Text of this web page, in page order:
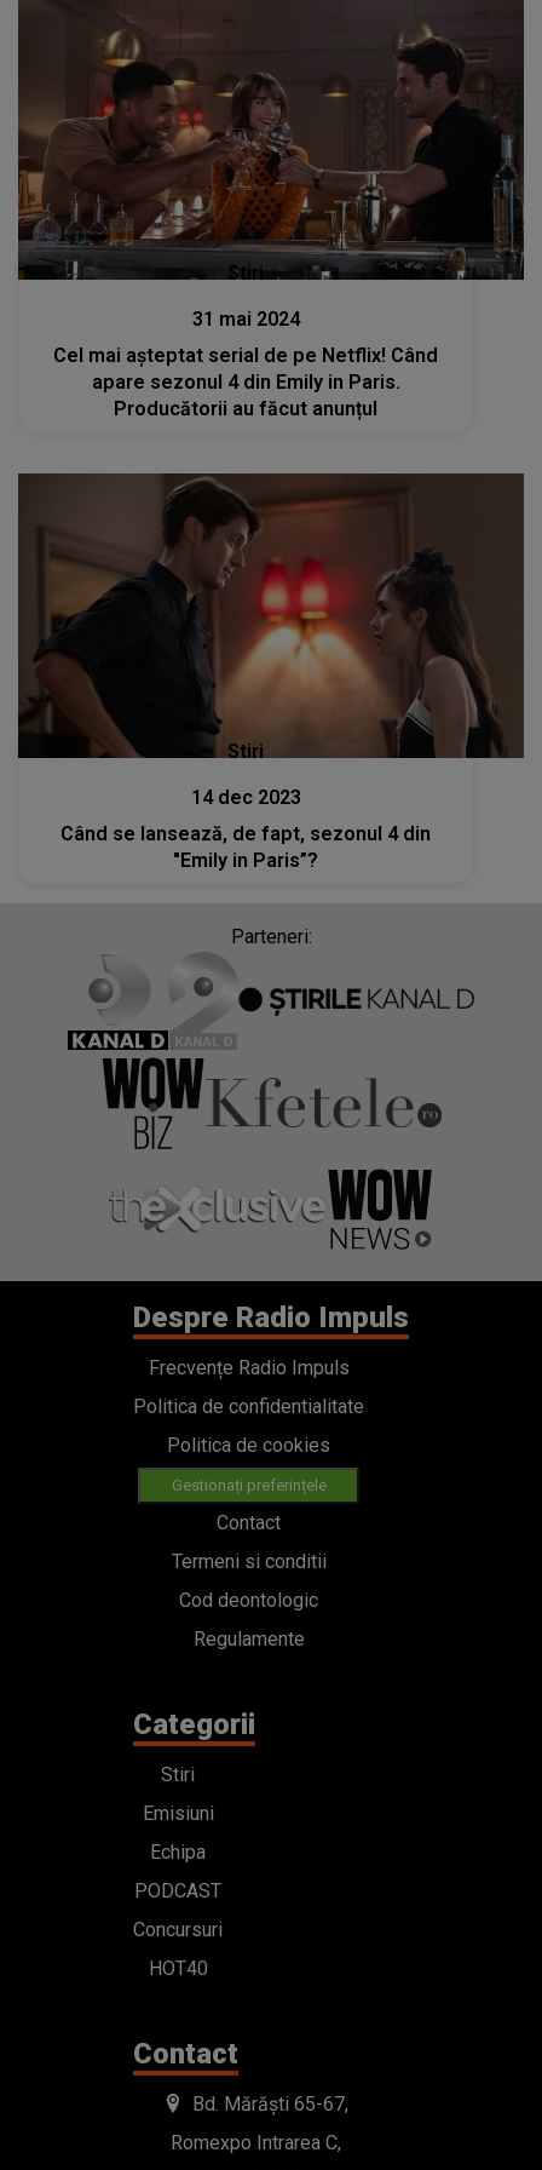
Stiri
31 mai 2024
Cel mai așteptat serial de pe Netflix! Când
apare sezonul 4 din Emily in Paris.
Producătorii au făcut anunțul
Stiri
14 dec 2023
Când se lansează, de fapt, sezonul 4 din
"Emily in Paris”?
Parteneri:
Despre Radio Impuls
Frecvențe Radio Impuls
Politica de confidentialitate
Politica de cookies
Gestionați preferințele
Contact
Termeni si conditii
Cod deontologic
Regulamente
Categorii
Stiri
Emisiuni
Echipa
PODCAST
Concursuri
HOT40
Contact
Bd. Mărăști 65-67,
Romexpo Intrarea C,